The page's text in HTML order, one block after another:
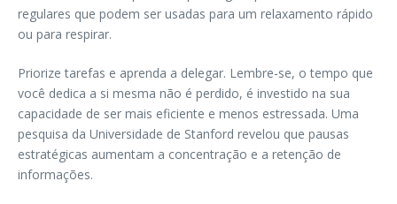
regulares que podem ser usadas para um relaxamento rápido
ou para respirar.
Priorize tarefas e aprenda a delegar. Lembre-se, o tempo que
você dedica a si mesma não é perdido, é investido na sua
capacidade de ser mais eficiente e menos estressada. Uma
pesquisa da Universidade de Stanford revelou que pausas
estratégicas aumentam a concentração e a retenção de
informações.